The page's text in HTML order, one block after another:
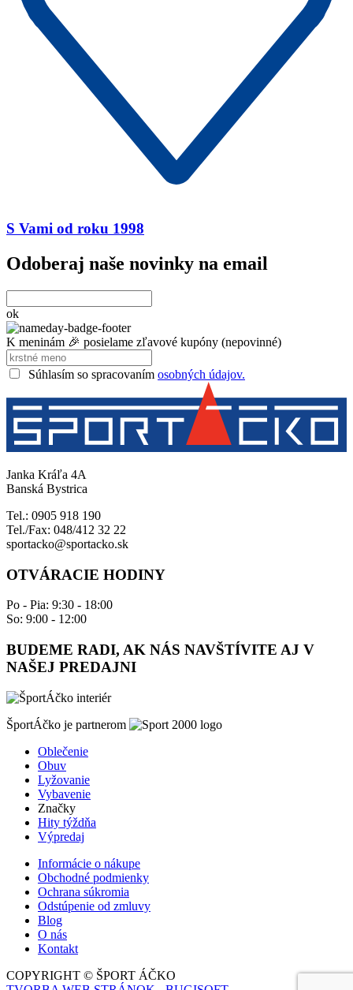
S Vami od roku 1998
Odoberaj naše novinky na email
ok
K meninám 🎉 posielame zľavové kupóny (nepovinné)
Súhlasím so spracovaním osobných údajov.
Janka Kráľa 4A
Banská Bystrica
Tel.: 0905 918 190
Tel./Fax: 048/412 32 22
sportacko@sportacko.sk
OTVÁRACIE HODINY
Po - Pia: 9:30 - 18:00
So: 9:00 - 12:00
BUDEME RADI, AK NÁS NAVŠTÍVITE AJ V
NAŠEJ PREDAJNI
ŠportÁčko je partnerom
Oblečenie
Obuv
Lyžovanie
Vybavenie
Značky
Hity týždňa
Výpredaj
Informácie o nákupe
Obchodné podmienky
Ochrana súkromia
Odstúpenie od zmluvy
Blog
O nás
Kontakt
COPYRIGHT © ŠPORT ÁČKO